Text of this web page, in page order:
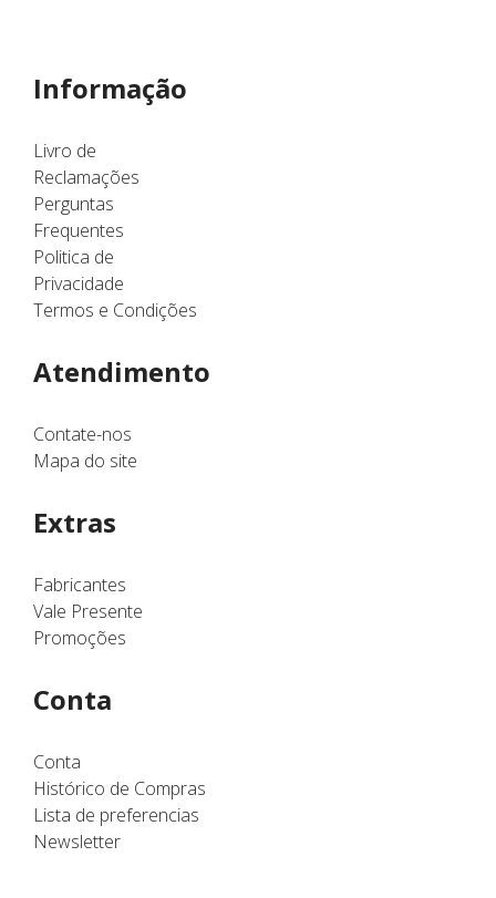
Informação
Livro de
Reclamações
Perguntas
Frequentes
Politica de
Privacidade
Termos e Condições
Atendimento
Contate-nos
Mapa do site
Extras
Fabricantes
Vale Presente
Promoções
Conta
Conta
Histórico de Compras
Lista de preferencias
Newsletter